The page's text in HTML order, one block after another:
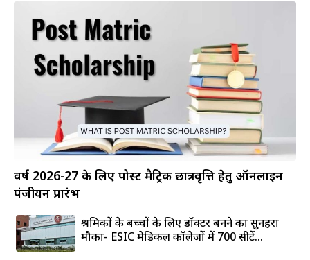
वर्ष 2026-27 के लिए पोस्ट मैट्रिक छात्रवृत्ति हेतु ऑनलाइन
पंजीयन प्रारंभ
श्रमिकों के बच्चों के लिए डॉक्टर बनने का सुनहरा
मौका- ESIC मेडिकल कॉलेजों में 700 सीटें...